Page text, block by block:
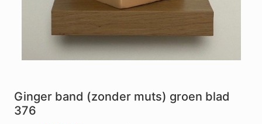
Ginger band (zonder muts) groen blad
376